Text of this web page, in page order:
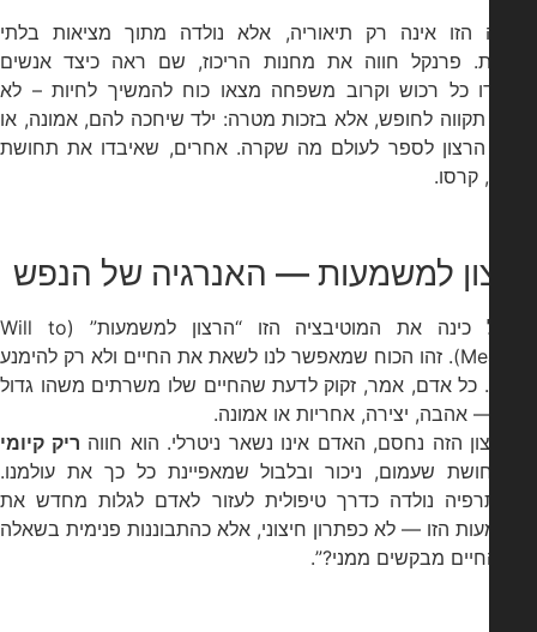
הזו אינה רק תיאוריה, אלא נולדה מתוך מציאות בלתי
פרנקל חווה את מחנות הריכוז, שם ראה כיצד אנשים
כל רכוש וקרוב משפחה מצאו כוח להמשיך לחיות – לא
תקווה לחופש, אלא בזכות מטרה: ילד שיחכה להם, אמונה, או
הרצון לספר לעולם מה שקרה. אחרים, שאיבדו את תחושת
למשמעות — האנרגיה של הנפש
פרנקל כינה את המוטיבציה הזו “הרצון למשמעות” (Will to
Meaning). זהו הכוח שמאפשר לנו לשאת את החיים ולא רק להימנע
כל אדם, אמר, זקוק לדעת שהחיים שלו משרתים משהו גדול
אהבה, יצירה, אחריות או אמונה.
הזה נחסם, האדם אינו נשאר ניטרלי. הוא חווה ריק קיומי
שעמום, ניכור ובלבול שמאפיינת כל כך את עולמנו.
נולדה כדרך טיפולית לעזור לאדם לגלות מחדש את
הזו — לא כפתרון חיצוני, אלא כהתבוננות פנימית בשאלה
מבקשים ממני?”.